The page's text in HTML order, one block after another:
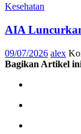
Kesehatan
AIA
09/07/2026 alex
Bagikan Artikel